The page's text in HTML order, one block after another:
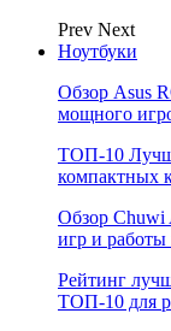
Prev Next
Ноутбуки
Обзор Asus
мощного
ТОП-10
компактных
Обзор Chuwi
игр и работы
Рейтинг
ТОП-10 для